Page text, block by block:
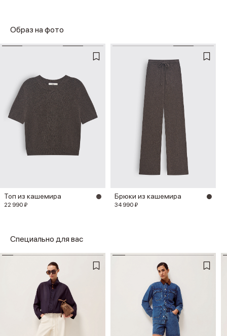
Образ на фото
Топ из кашемира
22 990 ₽
Брюки из кашемира
34 990 ₽
Специально для вас